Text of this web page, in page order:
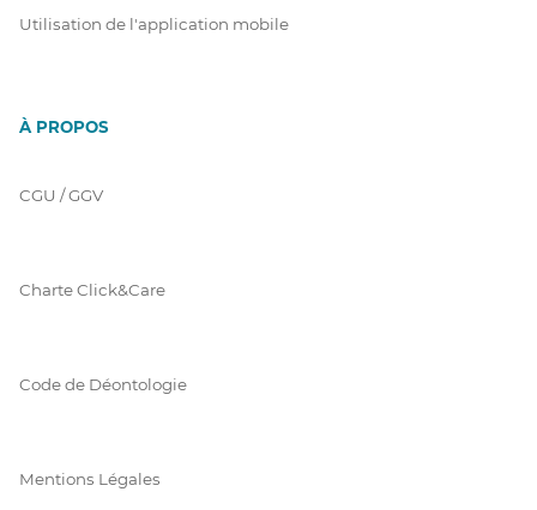
Utilisation de l'application mobile
À PROPOS
CGU / GGV
Charte Click&Care
Code de Déontologie
Mentions Légales